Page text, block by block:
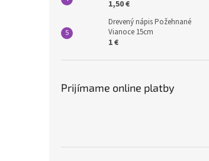
1,50 €
Drevený nápis Požehnané
Vianoce 15cm
1 €
Prijímame online platby